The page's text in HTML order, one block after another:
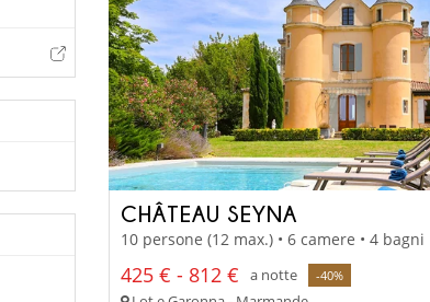
CHÂTEAU SEYNA
10 persone (12 max.) • 6 camere • 4 bagni
425 € - 812 € a notte -40%